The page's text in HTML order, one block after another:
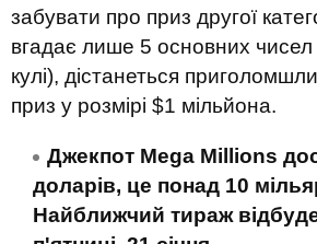
забувати про приз другої
вгадає лише 5 основних чисел
кулі), дістанеться
приз у розмірі $1 мільйона.
Джекпот Mega Millions
доларів, це понад 10
Найближчий тираж